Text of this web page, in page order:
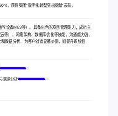
，获得集团“数字化转型突出贡献”表彰。
设备MES等）。具备出色的项目管理能力，成功主
等）、网络架构、数据库优化等技能。沟通能力强，
数据分析，为客户创造显著价值，如提升系统性
需求分析